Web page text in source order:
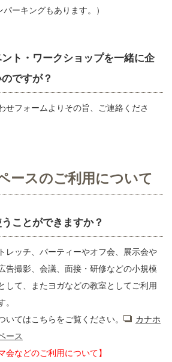
ーキングもあります。）
ト・ワークショップを一緒に企
ですが？
せフォームよりその旨、ご連絡くださ
ースのご利用について
ことができますか？
レッチ、パーティーやオフ会、展示会や
告撮影、会議、面接・研修などの小規模
して、またヨガなどの教室としてご利用
いてはこちらをご覧ください。
カナホ
ース
会などのご利用について】